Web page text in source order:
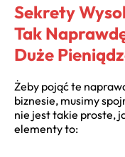
Sekrety
Tak
Duże
Żeby pojąć te
biznesie, musimy
nie jest takie proste,
elementy to: